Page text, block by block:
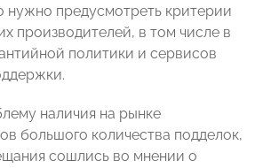
нужно предусмотреть критерии
производителей, в том числе в
политики и сервисов
наличия на рынке
большого количества подделок,
сошлись во мнении о